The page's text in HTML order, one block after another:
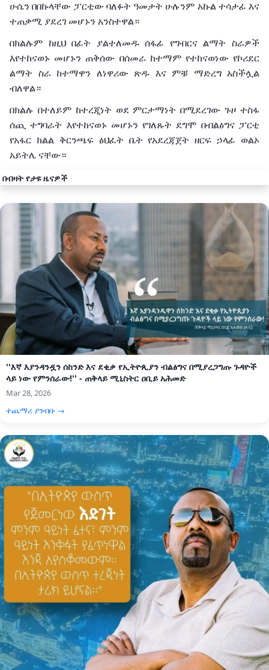
ሁሴን በበኩላቸው ፓርቲው ባለፉት ዓመታት ሁሉንም አኩል ተሳታፊ እና
ተጠቃሚ ያደረገ መሆኑን አንስተዋል።
በክልሉም ከዚህ በፊት ያልተለመዱ ሰፋፊ የግብርና ልማት
ስራዎች
እየተከናወኑ መሆኑን ጠቅሰው በሰመራ ከተማም የተከናወነው የኮሪደር
ልማት
ስራ ከተማዋን ለነዋሪው ጽዱ እና ምቹ ማድረግ
አስችሏል
ብለዋል።
በክልሉ በተለይም ከተረጂነት ወደ ምርታማነት በሚደረገው ጉዞ ተስፋ
ሰጪ
ተግባራት እየተከናወኑ መሆኑን የገለጹት ደግሞ በብልፅግና ፓርቲ
የአፋር ክልል ቅርንጫፍ ፅህፈት ቤት የአደረጃጀት ዘርፍ ኃላፊ
ወልኦ
አይትሌ ናቸው።
በብዛት የታዩ ዜናዎች
''እኛ እያንዳንዷን ሰከንድ እና ደቂቃ የኢትዮጲያን ብልፅግና በሚያረጋግጡ ጉዳዮች
ላይ ነው የምንሰራው!'' - ጠቅላይ ሚኒስትር ዐቢይ አሕመድ
Mar 28, 2026
ተጨማሪ ያንብቡ →